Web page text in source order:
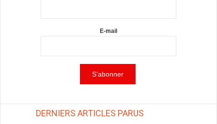
E-mail
DERNIERS ARTICLES PARUS